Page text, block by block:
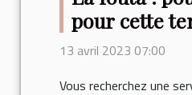
pour cette
plage ?
13 avril 2023 07:00
Vous recherchez une